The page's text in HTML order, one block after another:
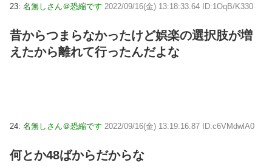
23: 名無しさん＠恐縮です 2022/09/16(金) 13:18:33.64 ID:1OqB/K330
昔からつまらなかったけど娯楽の選択肢が増
えたから離れて行ったんだよな
24: 名無しさん＠恐縮です 2022/09/16(金) 13:19:16.87 ID:c6VMdwlA0
何とか48ばからだからな